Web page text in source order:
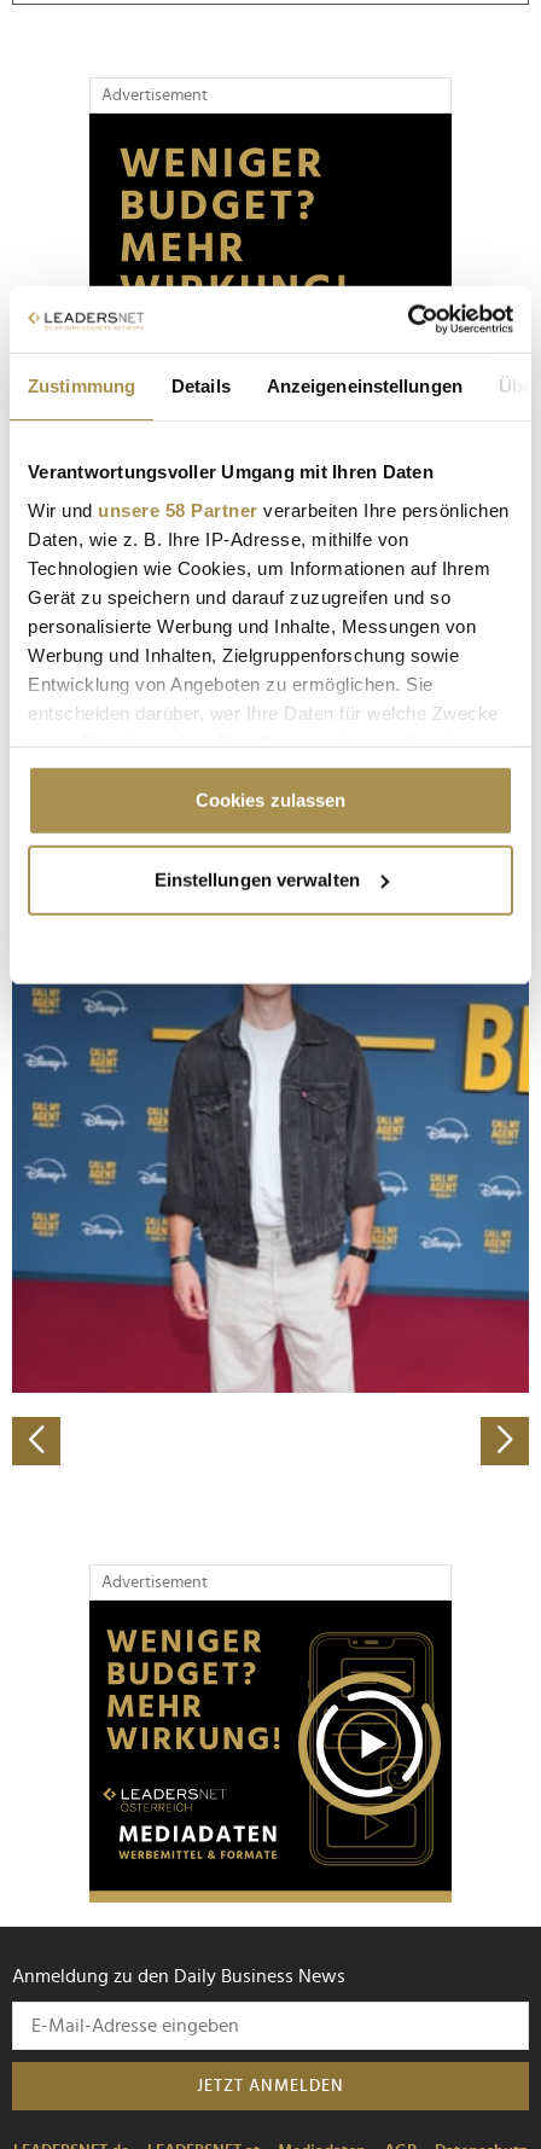
Zustimmung Details Anzeigeneinstellungen
Verantwortungsvoller Umgang mit Ihren Daten
Wir und unsere 58 Partner verarbeiten Ihre persönlichen
Daten, wie z. B. Ihre IP-Adresse, mithilfe von
Technologien wie Cookies, um Informationen auf Ihrem
Gerät zu speichern und darauf zuzugreifen und so
personalisierte Werbung und Inhalte, Messungen von
Werbung und Inhalten, Zielgruppenforschung sowie
Entwicklung von Angeboten zu ermöglichen. Sie
entscheiden darüber, wer Ihre Daten für welche Zwecke
Cookie-Erklärung oder durch Klicken auf das Privacy
Trigger Symbol ändern oder widerrufen
Informationen über Ihre geografische Lage
erfassen, welche bis auf einige Meter genau sein
bestimmten Merkmalen (Fingerprinting) identifizieren
Erfahren Sie mehr darüber, wie Ihre persönlichen Daten
verarbeitet werden, und legen Sie Ihre Präferenzen im
Abschnitt Einzelheitenfest.
Wir verwenden Cookies, um Inhalte und Anzeigen zu
personalisieren, Funktionen für soziale Medien anbieten
zu können und die Zugriffe auf unsere Website zu
analysieren. Außerdem geben wir Informationen zu Ihrer
Verwendung unserer Website an unsere Partner für
soziale Medien, Werbung und Analysen weiter. Unsere
Partner führen diese Informationen möglicherweise mit
weiteren Daten zusammen, die Sie ihnen bereitgestellt
haben oder die sie im Rahmen Ihrer Nutzung der Dienste
gesammelt haben.
Cookies zulassen
Einstellungen verwalten
Advertisement
Advertisement
Anmeldung zu den Daily Business News
JETZT ANMELDEN